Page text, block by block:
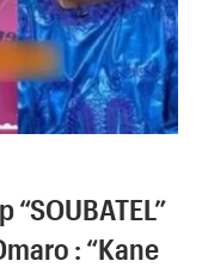
: “Kane